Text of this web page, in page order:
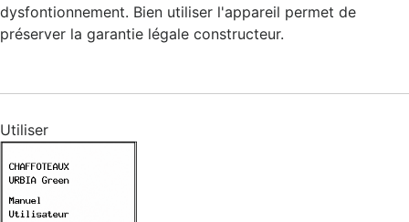
dysfontionnement. Bien utiliser l'appareil permet de
préserver la garantie légale constructeur.
Utiliser